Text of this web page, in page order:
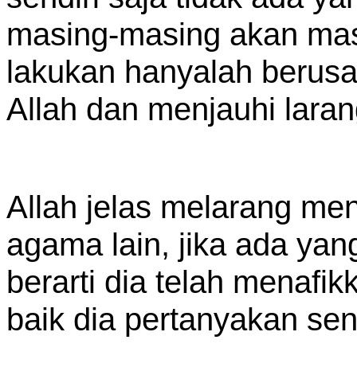
masing-masing akan
lakukan hanyalah
Allah dan menjauhi
Allah jelas melarang
agama lain, jika ada
berarti dia telah
baik dia pertanyakan